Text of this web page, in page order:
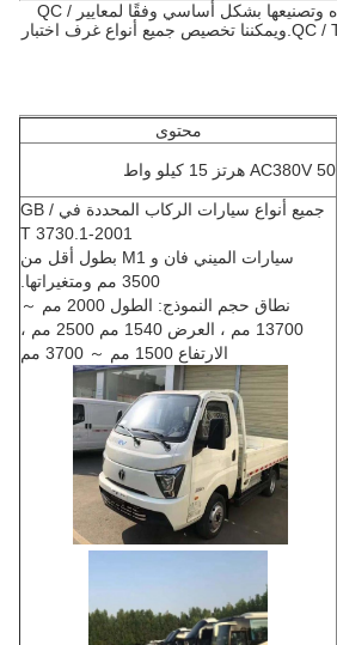
تم تصميم غرفة الاختبار هذه وتصنيعها بشكل أساسي وفقًا لمعايير QC /
T476-2007 و QC / T271-2021.ويمكننا تخصيص جميع أنواع غرف اختبار
محتوى
AC380V 50 هرتز 15 كيلو واط
جميع أنواع سيارات الركاب المحددة في GB /
T 3730.1-2001
سيارات الميني فان و M1 بطول أقل من
3500 مم ومتغيراتها.
نطاق حجم النموذج: الطول 2000 مم ～
13700 مم ، العرض 1540 مم 2500 مم ،
الارتفاع 1500 مم ～ 3700 مم